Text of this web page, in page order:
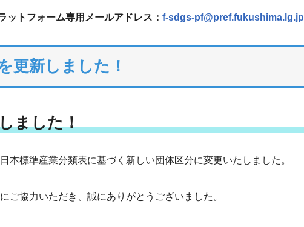
ットフォーム専用メールアドレス： f-sdgs-pf@pref.fukushima.lg.jp
更新しました！
ました！
本標準産業分類表に基づく新しい団体区分に変更いたしました。
ご協力いただき、誠にありがとうございました。